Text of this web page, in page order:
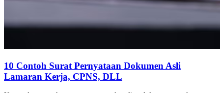
10 Contoh Surat Pernyataan Dokumen Asli
Lamaran Kerja, CPNS, DLL